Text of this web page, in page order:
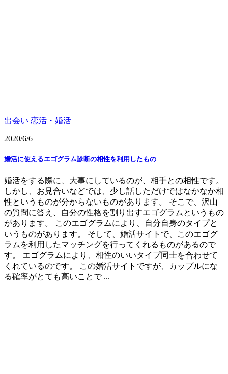
出会い 恋活・婚活
2020/6/6
婚活に使えるエゴグラム診断の相性を利用したもの
婚活をする際に、大事にしているのが、相手との相性です。
しかし、お見合いなどでは、少し話しただけではなかなか相
性というものが分からないものがあります。 そこで、沢山
の質問に答え、自分の性格を割り出すエゴグラムというもの
があります。 このエゴグラムにより、自分自身のタイプと
いうものがあります。 そして、婚活サイトで、このエゴグ
ラムを利用したマッチングを行ってくれるものがあるので
す。 エゴグラムにより、相性のいいタイプ同士を合わせて
くれているのです。 この婚活サイトですが、カップルにな
る確率がとても高いことで ...